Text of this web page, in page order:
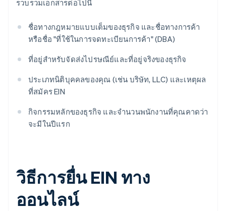
รวบรวมเอกสารต่อไปนี้
ชื่อทางกฎหมายแบบเต็มของธุรกิจ และชื่อทางการค้า
หรือชื่อ "ที่ใช้ในการจดทะเบียนการค้า" (DBA)
ที่อยู่สำหรับจัดส่งไปรษณีย์และที่อยู่จริงของธุรกิจ
ประเภทนิติบุคคลของคุณ (เช่น บริษัท, LLC) และเหตุผล
ที่สมัคร EIN
กิจกรรมหลักของธุรกิจ และจำนวนพนักงานที่คุณคาดว่า
จะมีในปีแรก
วิธีการยื่น EIN ทาง
ออนไลน์